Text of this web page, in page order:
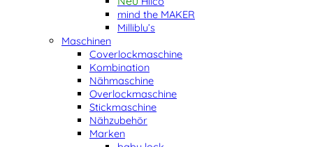
mind the MAKER
Milliblu’s
Maschinen
Coverlockmaschine
Kombination
Nähmaschine
Overlockmaschine
Stickmaschine
Nähzubehör
Marken